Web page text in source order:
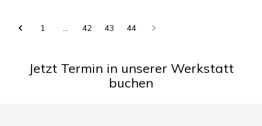
1 … 42 43 44
Jetzt Termin in unserer Werkstatt
buchen